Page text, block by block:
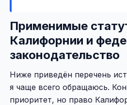
Применимые
Калифорнии и
законодательство
Ниже приведён перечень
я чаще всего обращаюсь.
приоритет, но право